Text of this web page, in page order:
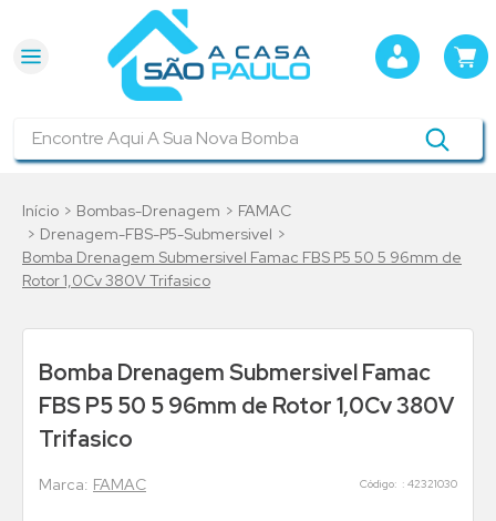
Bombas-Drenagem
FAMAC
Drenagem-FBS-P5-Submersivel
Bomba Drenagem Submersivel Famac FBS P5 50 5 96mm de
Rotor 1,0Cv 380V Trifasico
Bomba Drenagem Submersivel Famac
FBS P5 50 5 96mm de Rotor 1,0Cv 380V
Trifasico
FAMAC : 42321030